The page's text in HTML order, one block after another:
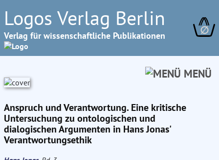
Logos Verlag Berlin
Verlag für wissenschaftliche Publikationen ∅
MENÜ
Anspruch und Verantwortung. Eine kritische
Untersuchung zu ontologischen und
dialogischen Argumenten in Hans Jonas'
Verantwortungsethik